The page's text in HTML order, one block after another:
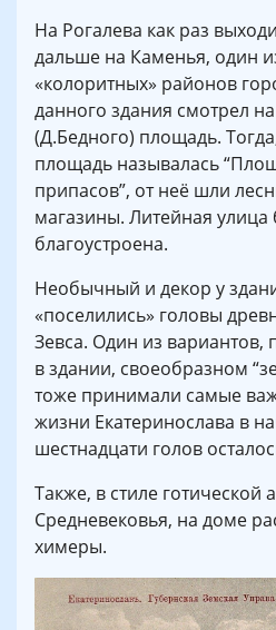
На Рогалева как раз
дальше на Каменья, один
«колоритных» районов
данного здания смотрел
(Д.Бедного) площадь.
площадь называлась
припасов”, от неё шли
магазины. Литейная
благоустроена.
Необычный и декор у
«поселились» головы
Зевса. Один из
в здании, своеобразном
тоже принимали самые
жизни Екатеринослава в
шестнадцати голов
Также, в стиле готической
Средневековья, на доме
химеры.